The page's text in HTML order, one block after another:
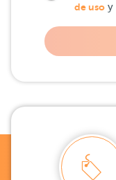
de uso y